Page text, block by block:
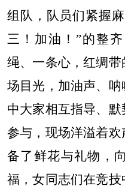
组队，队员们紧握
三！加油！”的整
绳、一条心，红绸
场目光，加油声、
中大家相互指导、
参与，现场洋溢着
备了鲜花与礼物，
福，女同志们在竞